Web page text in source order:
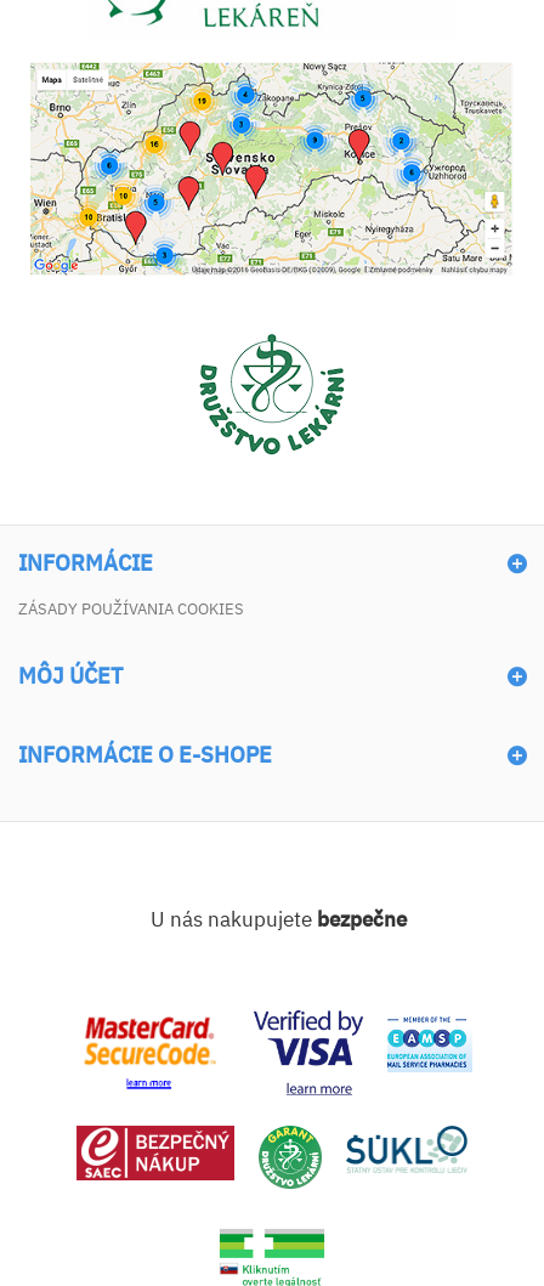
INFORMÁCIE
ZÁSADY POUŽÍVANIA COOKIES
MÔJ ÚČET
INFORMÁCIE O E-SHOPE
U nás nakupujete bezpečne